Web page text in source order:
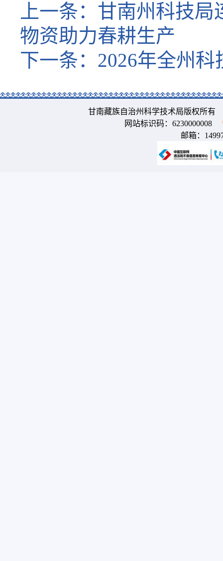
上一条： 甘南州科技局
物资助力春耕生产
下一条： 2026年全州
甘南藏族自治州科学技术局版权所
网站标识码：6230000008
邮箱：